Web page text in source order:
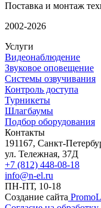
Поставка и монтаж
2002-2026
Услуги
Видеонаблюдение
Звуковое оповещение
Системы озвучивания
Контроль доступа
Турникеты
Шлагбаумы
Подбор оборудования
Контакты
191167, Санкт-
ул. Тележная, 37Д
+7 (812) 448-08-18
info@n-el.ru
ПН-ПТ, 10-18
Создание сайта